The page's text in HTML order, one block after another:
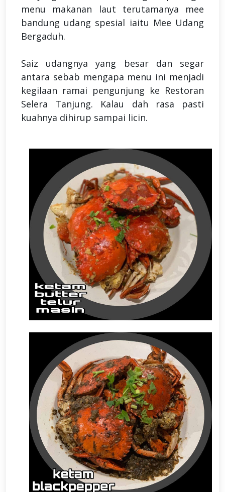
menu makanan laut terutamanya mee
bandung udang spesial iaitu Mee Udang
Bergaduh.
Saiz udangnya yang besar dan segar
antara sebab mengapa menu ini menjadi
kegilaan ramai pengunjung ke Restoran
Selera Tanjung. Kalau dah rasa pasti
kuahnya dihirup sampai licin.